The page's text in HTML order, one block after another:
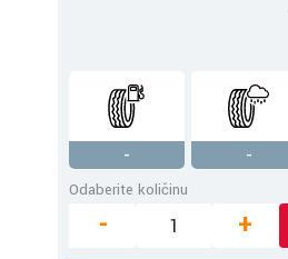
- -
Odaberite količinu
- +